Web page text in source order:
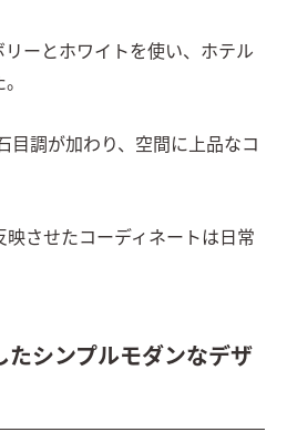
ーとホワイトを使い、ホテル
目調が加わり、空間に上品なコ
映させたコーディネートは日常
シンプルモダンなデザ